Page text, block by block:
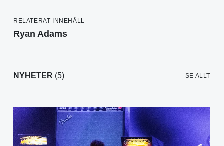
RELATERAT INNEHÅLL
Ryan Adams
NYHETER (5) SE ALLT